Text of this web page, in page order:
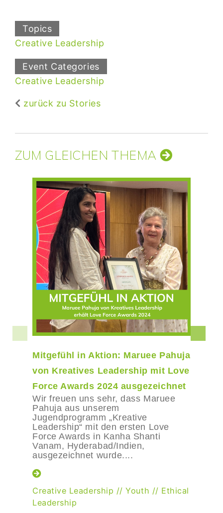
Topics
Creative Leadership
Event Categories
Creative Leadership
zurück zu Stories
ZUM GLEICHEN THEMA
Mitgefühl in Aktion: Maruee Pahuja
von Kreatives Leadership mit Love
Force Awards 2024 ausgezeichnet
Wir freuen uns sehr, dass Maruee
Pahuja aus unserem
Jugendprogramm „Kreative
Leadership“ mit den ersten Love
Force Awards in Kanha Shanti
Vanam, Hyderabad/Indien,
ausgezeichnet wurde....
Creative Leadership //Youth // Ethical
Leadership